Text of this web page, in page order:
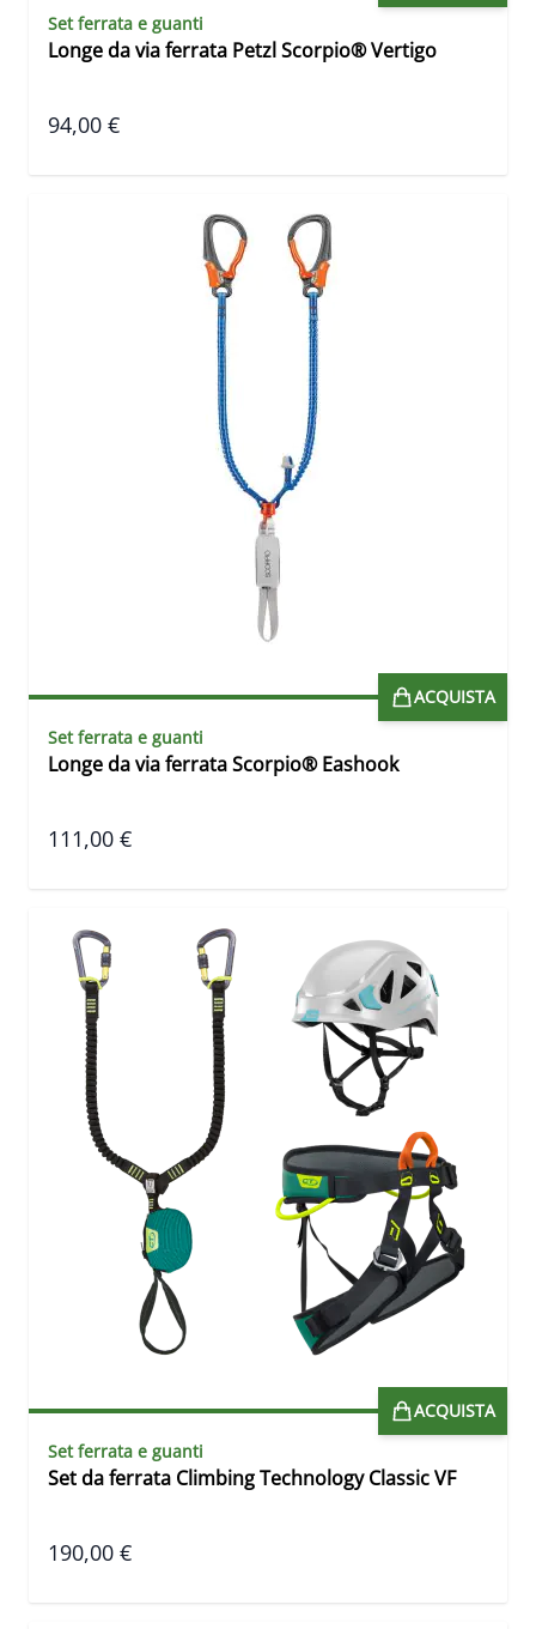
Set ferrata e guanti
Longe da via ferrata Petzl Scorpio® Vertigo
94,00 €
ACQUISTA
Set ferrata e guanti
Longe da via ferrata Scorpio® Eashook
111,00 €
ACQUISTA
Set ferrata e guanti
Set da ferrata Climbing Technology Classic VF
190,00 €